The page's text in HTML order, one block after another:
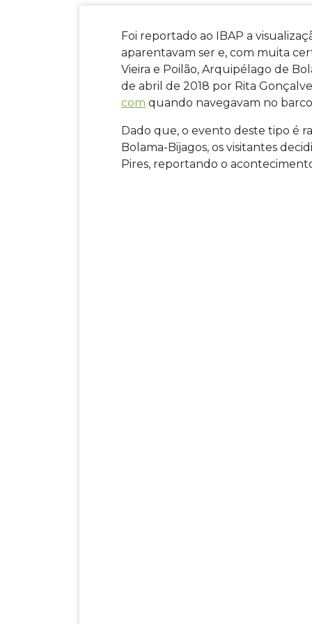
Foi reportado ao IBAP a
aparentavam ser e, com muita
Vieira e Poilão, Arquipélago de
de abril de 2018 por Rita
com quando navegavam no
Dado que, o evento deste tipo é
Bolama-Bijagos, os visitantes
Pires, reportando o